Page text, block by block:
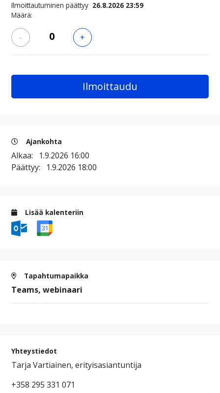
Ilmoittautuminen päättyy 26.8.2026 23:59
Määrä:
- +
Ajankohta
Alkaa: 1.9.2026 16:00
Päättyy: 1.9.2026 18:00
Lisää kalenteriin
Tapahtumapaikka
Teams, webinaari
Yhteystiedot
Tarja Vartiainen, erityisasiantuntija
+358 295 331 071